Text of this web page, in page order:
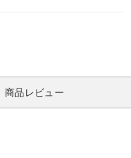
商品レビュー